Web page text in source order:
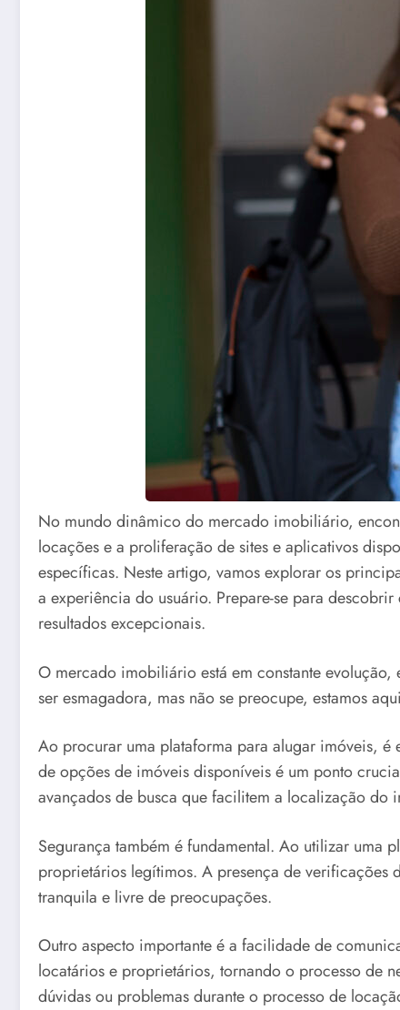
No mundo dinâmico do mercado imobiliário,
locações e a proliferação de sites e aplicativos
específicas. Neste artigo, vamos explorar os
a experiência do usuário. Prepare-se para
resultados excepcionais.
O mercado imobiliário está em constante
ser esmagadora, mas não se preocupe, estamos
Ao procurar uma plataforma para alugar imóveis,
de opções de imóveis disponíveis é um ponto
avançados de busca que facilitem a localização
Segurança também é fundamental. Ao utilizar uma
proprietários legítimos. A presença de verificações
tranquila e livre de preocupações.
Outro aspecto importante é a facilidade de
locatários e proprietários, tornando o processo de
dúvidas ou problemas durante o processo de